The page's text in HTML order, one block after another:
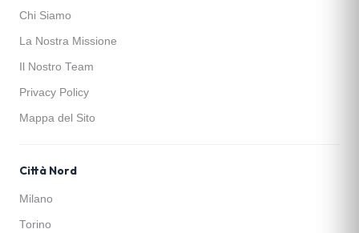
Chi Siamo
La Nostra Missione
Il Nostro Team
Privacy Policy
Mappa del Sito
Città Nord
Milano
Torino